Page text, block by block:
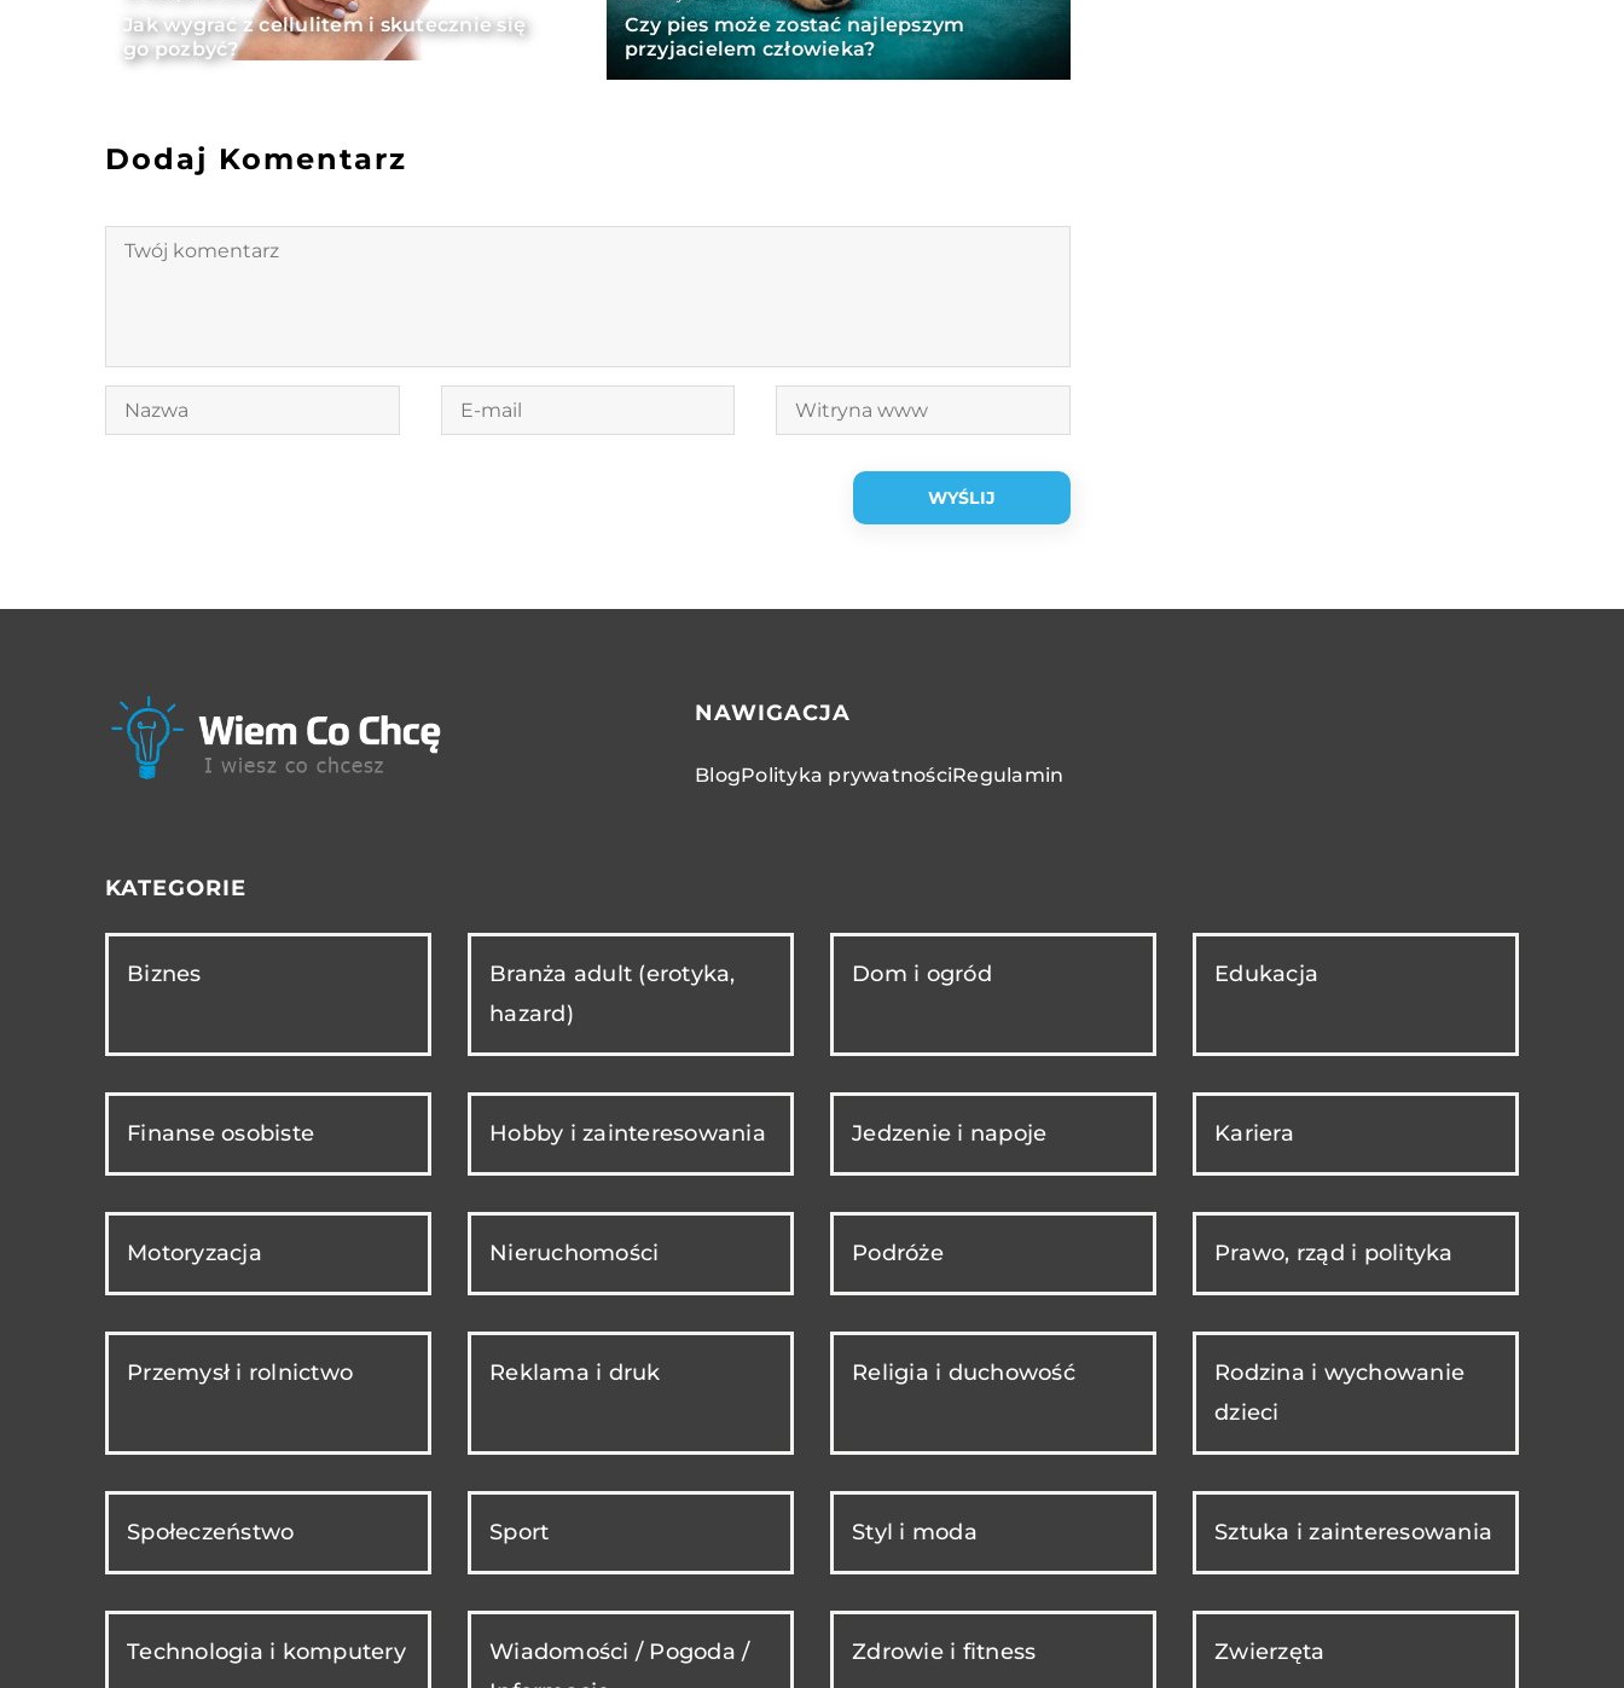
Jak wygrać z cellulitem i skutecznie się
go pozbyć?
Czy pies może zostać najlepszym
przyjacielem człowieka?
Dodaj Komentarz
NAWIGACJA
BlogPolityka prywatnościRegulamin
KATEGORIE
Biznes
Branża adult (erotyka,
hazard)
Dom i ogród Edukacja
Finanse osobiste Hobby i zainteresowania Jedzenie i napoje Kariera
Motoryzacja Nieruchomości Podróże Prawo, rząd i polityka
Przemysł i rolnictwo Reklama i druk Religia i duchowość
Rodzina i wychowanie
dzieci
Społeczeństwo Sport Styl i moda Sztuka i zainteresowania
Technologia i komputery
Wiadomości / Pogoda /
Zdrowie i fitness Zwierzęta